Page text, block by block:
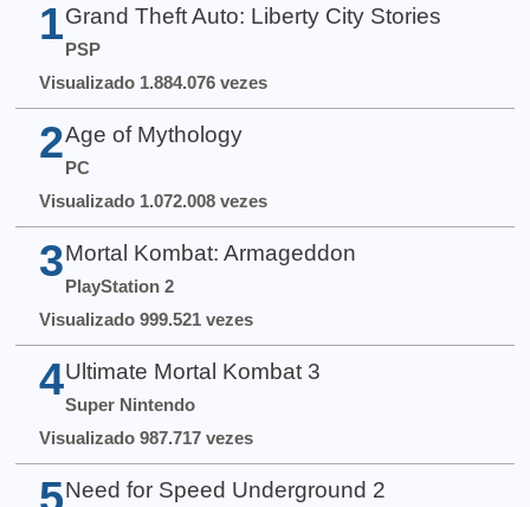
1 Grand Theft Auto: Liberty City Stories
PSP
Visualizado 1.884.076 vezes
2 Age of Mythology
PC
Visualizado 1.072.008 vezes
3 Mortal Kombat: Armageddon
PlayStation 2
Visualizado 999.521 vezes
4 Ultimate Mortal Kombat 3
Super Nintendo
Visualizado 987.717 vezes
Need for Speed Underground 2